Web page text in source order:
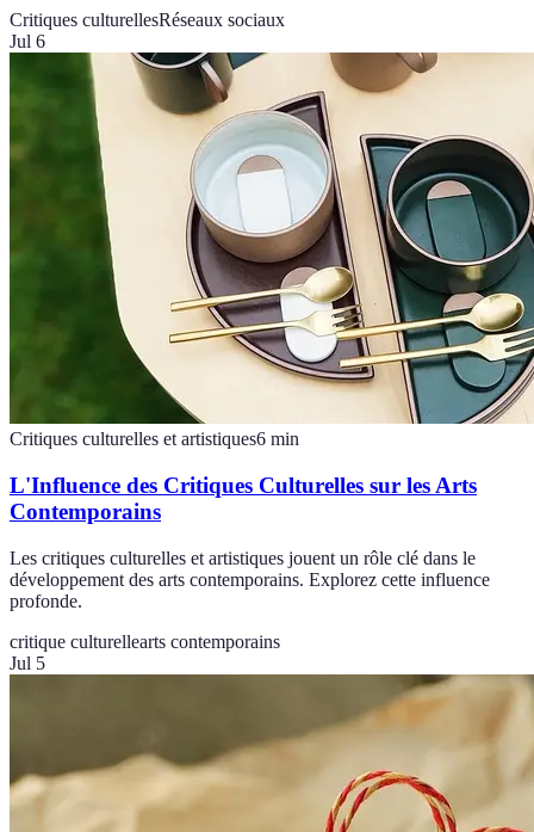
Critiques culturellesRéseaux sociaux
Jul 6
Critiques culturelles et artistiques6 min
L'Influence des Critiques Culturelles sur les Arts
Contemporains
Les critiques culturelles et artistiques jouent un rôle clé dans le
développement des arts contemporains. Explorez cette influence
profonde.
critique culturellearts contemporains
Jul 5